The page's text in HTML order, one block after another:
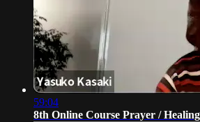
59:04
8th Online Course Prayer /